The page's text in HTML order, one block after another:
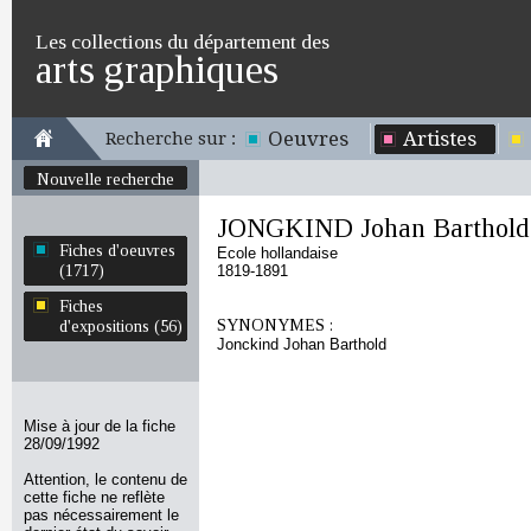
Les collections du département des
arts graphiques
Recherche sur : Oeuvres Artistes
Nouvelle recherche
Fiches d'oeuvres
(1717)
Fiches
d'expositions (56)
Mise à jour de la fiche
28/09/1992
Attention, le contenu de
cette fiche ne reflète
pas nécessairement le
JONGKIND Johan Barthold
Ecole hollandaise
1819-1891
SYNONYMES :
Jonckind Johan Barthold